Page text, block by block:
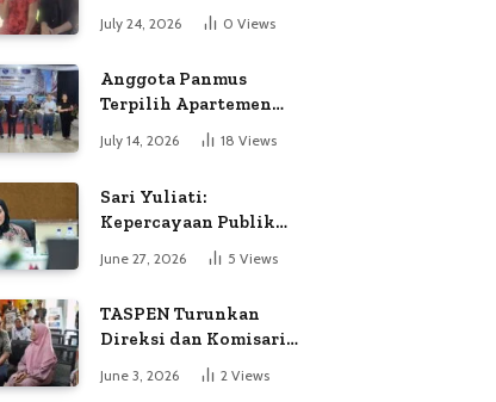
Permintaan Petugas
July 24, 2026 0 Views
Anggota Panmus
Terpilih Apartemen
Gardenia Boulevard
Soroti Dugaan
July 14, 2026 18 Views
Sari Yuliati:
Kepercayaan Publik
Adalah Modal Terbesar
Polri
June 27, 2026 5 Views
TASPEN Turunkan
Direksi dan Komisaris
untuk Awasi
Penyaluran Gaji Ke-13
June 3, 2026 2 Views